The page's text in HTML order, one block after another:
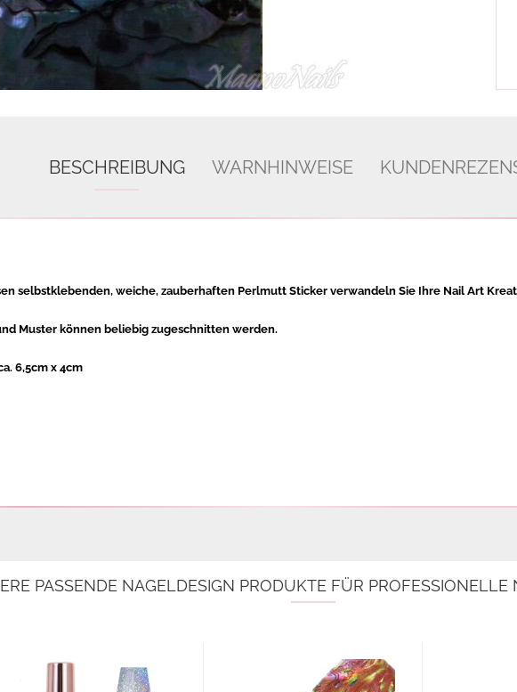
BESCHREIBUNG WARNHINWEISE
selbstklebenden,weiche,zauberhaften Perlmutt Stickerverwandeln Sie Ihre Nail Art
Muster können beliebig zugeschnitten werden.
6,5cm x4cm
PASSENDE NAGELDESIGN PRODUKTE FÜR